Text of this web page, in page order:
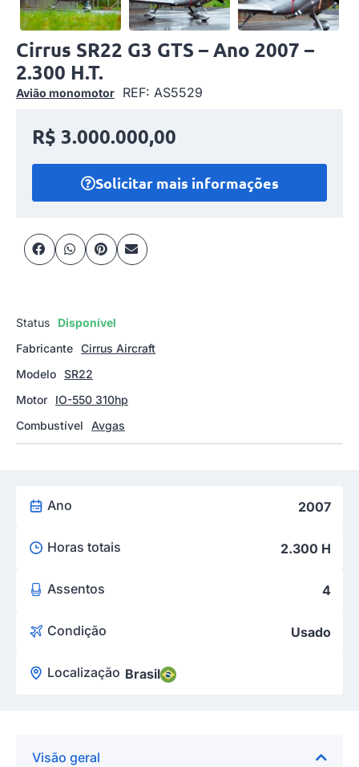
Cirrus SR22 G3 GTS – Ano 2007 –
2.300 H.T.
Avião monomotor REF: AS5529
R$ 3.000.000,00
Solicitar mais informações
Status
Disponível
Fabricante Cirrus Aircraft
Modelo SR22
Motor
IO-550 310hp
Combustível
Avgas
Ano 2007
Horas totais 2.300 H
Assentos 4
Condição Usado
Localização Brasil
Visão geral